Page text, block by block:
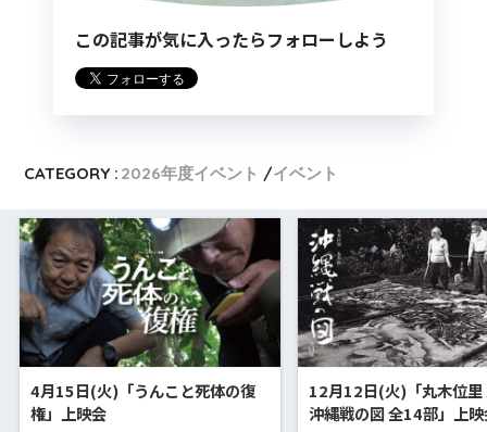
この記事が気に入ったらフォローしよう
CATEGORY : 2026年度イベント イベント
4月15日(火)「うんこと死体の復
権」上映会
12月12日(火)「丸木位里
沖縄戦の図 全14部」上